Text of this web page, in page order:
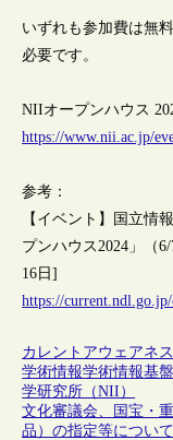
いずれも参加費は無
必要です。
NIIオープンハウス
https://www.nii.ac.jp/
参考：
【イベント】国立情
プンハウス2024」（
16日]
https://
カレントアウェアネ
学術情報学術情報基
学研究所（NII）
文化審議会、国宝・
品）の指定等につい